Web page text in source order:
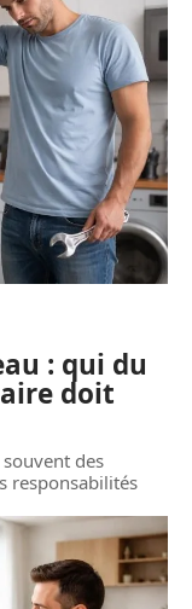
: qui du
doit
des
responsabilités